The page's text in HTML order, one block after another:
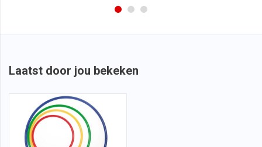
Laatst door jou bekeken